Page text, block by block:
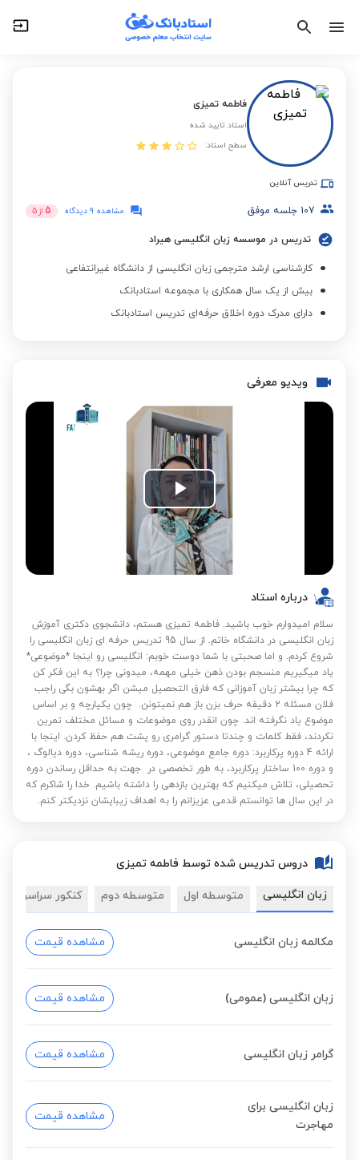
فاطمه تمیزی
استاد تایید شده
سطح استاد:
تدریس آنلاین
107 جلسه موفق مشاهده 9 دیدگاه 5 از 5
تدریس در موسسه زبان انگلیسی هیراد
کارشناسی ارشد مترجمی زبان انگلیسی از دانشگاه غیرانتفاعی
بیش از یک سال همکاری با مجموعه استادبانک
دارای مدرک دوره اخلاق حرفه‌ای تدریس استادبانک
ویدیو معرفی
Play
Video
درباره استاد
سلام امیدوارم خوب باشید. فاطمه تمیزی هستم، دانشجوی دکتری آموزش
زبان انگلیسی در دانشگاه خاتم. از سال 95 تدریس حرفه ای زبان انگلیسی را
شروع کردم. و اما صحبتی با شما دوست خوبم: ️انگلیسی رو اینجا *موضوعی*
یاد میگیریم منسجم بودن ذهن خیلی مهمه، میدونی چرا؟ به این فکر کن
که چرا بیشتر زبان آموزانی که فارق التحصیل میشن اگر بهشون بگی راجب
فلان مسئله 2 دقیقه حرف بزن باز هم نمیتونن. ️ چون یکپارچه و بر اساس
موضوع یاد نگرفته اند. ️چون انقدر روی موضوعات و مسائل مختلف تمرین
نکردند، فقط کلمات و چندتا دستور گرامری رو پشت هم حفظ کردن. اینجا با
ارائه 4 دوره پرکاربرد: دوره جامع موضوعی، دوره ریشه شناسی، دوره دیالوگ ،
و دوره 100 ساختار پرکاربرد، به طور تخصصی در جهت به حداقل رساندن دوره
تحصیلی، تلاش میکنیم که بهترین بازدهی را داشته باشیم. خدا را شاکرم که
در این سال ها توانستم قدمی عزیزانم را به اهداف زیبایشان نزدیکتر کنم.
دروس تدریس شده توسط فاطمه تمیزی
زبان انگلیسی متوسطه اول متوسطه دوم کنکور سراسری
مکالمه زبان انگلیسی مشاهده قیمت
زبان انگلیسی (عمومی) مشاهده قیمت
گرامر زبان انگلیسی مشاهده قیمت
زبان انگلیسی برای
مهاجرت
مشاهده قیمت